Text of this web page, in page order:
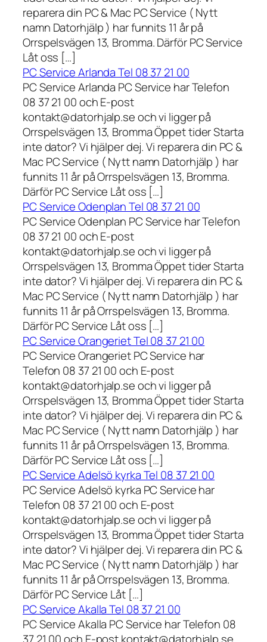
reparera din PC & Mac PC Service ( Nytt
namn Datorhjälp ) har funnits 11 år på
Orrspelsvägen 13, Bromma. Därför PC Service
Låt oss […]
PC Service Arlanda Tel 08 37 21 00
PC Service Arlanda PC Service har Telefon
08 37 21 00 och E-post
kontakt@datorhjalp.se och vi ligger på
Orrspelsvägen 13, Bromma Öppet tider Starta
inte dator? Vi hjälper dej. Vi reparera din PC &
Mac PC Service ( Nytt namn Datorhjälp ) har
funnits 11 år på Orrspelsvägen 13, Bromma.
Därför PC Service Låt oss […]
PC Service Odenplan Tel 08 37 21 00
PC Service Odenplan PC Service har Telefon
08 37 21 00 och E-post
kontakt@datorhjalp.se och vi ligger på
Orrspelsvägen 13, Bromma Öppet tider Starta
inte dator? Vi hjälper dej. Vi reparera din PC &
Mac PC Service ( Nytt namn Datorhjälp ) har
funnits 11 år på Orrspelsvägen 13, Bromma.
Därför PC Service Låt oss […]
PC Service Orangeriet Tel 08 37 21 00
PC Service Orangeriet PC Service har
Telefon 08 37 21 00 och E-post
kontakt@datorhjalp.se och vi ligger på
Orrspelsvägen 13, Bromma Öppet tider Starta
inte dator? Vi hjälper dej. Vi reparera din PC &
Mac PC Service ( Nytt namn Datorhjälp ) har
funnits 11 år på Orrspelsvägen 13, Bromma.
Därför PC Service Låt oss […]
PC Service Adelsö kyrka Tel 08 37 21 00
PC Service Adelsö kyrka PC Service har
Telefon 08 37 21 00 och E-post
kontakt@datorhjalp.se och vi ligger på
Orrspelsvägen 13, Bromma Öppet tider Starta
inte dator? Vi hjälper dej. Vi reparera din PC &
Mac PC Service ( Nytt namn Datorhjälp ) har
funnits 11 år på Orrspelsvägen 13, Bromma.
Därför PC Service Låt […]
PC Service Akalla Tel 08 37 21 00
PC Service Akalla PC Service har Telefon 08